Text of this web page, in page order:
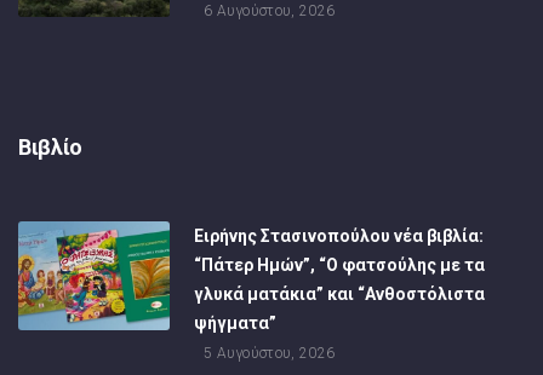
6 Αυγούστου, 2026
Βιβλίο
Ειρήνης Στασινοπούλου νέα βιβλία:
“Πάτερ Ημών”, “Ο φατσούλης με τα
γλυκά ματάκια” και “Ανθοστόλιστα
ψήγματα”
5 Αυγούστου, 2026